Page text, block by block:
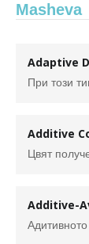
Masheva
Adaptive
Additive
Additive-